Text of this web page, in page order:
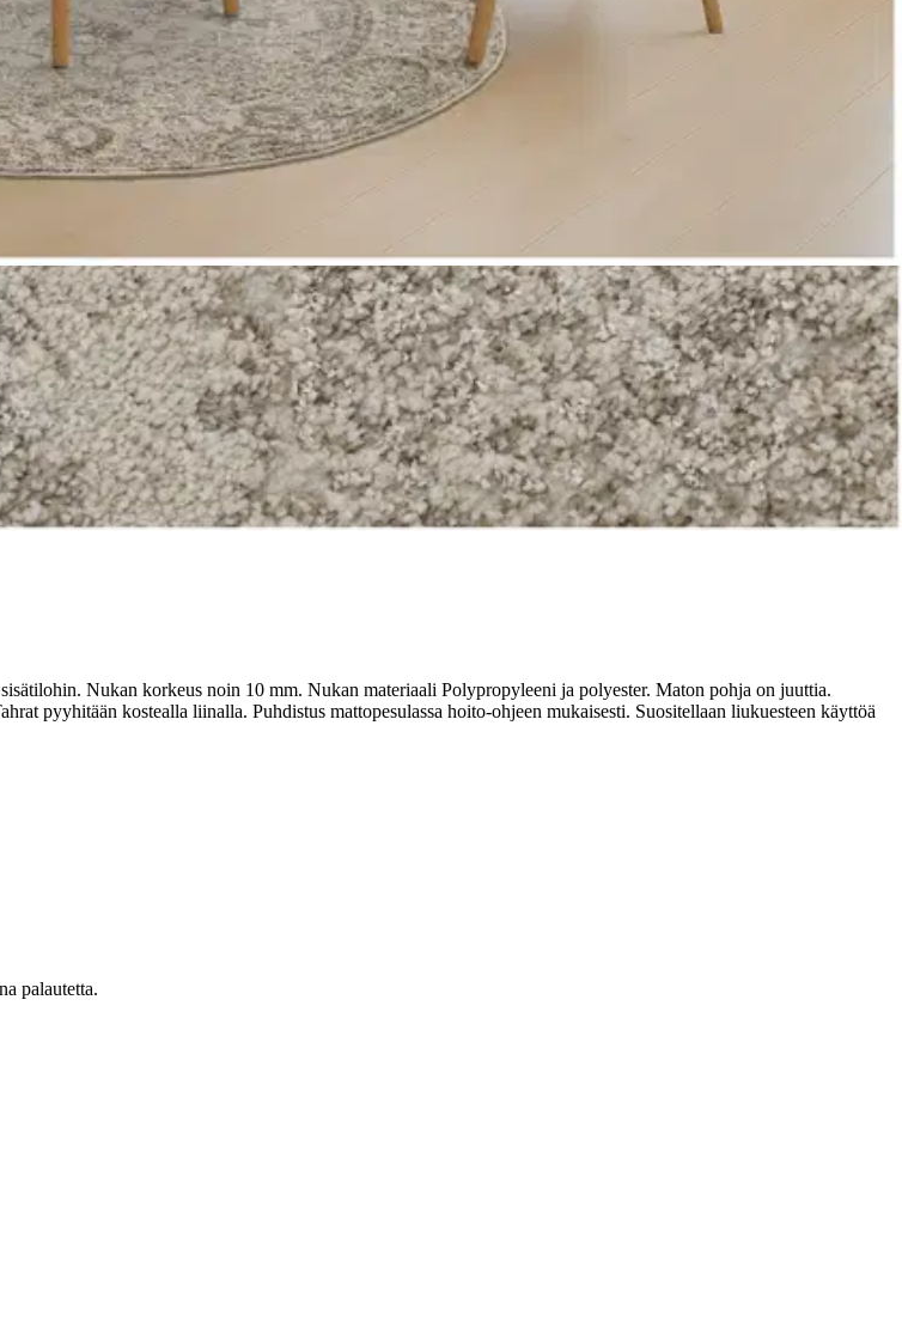
tai palvelupisteeseen!
Nukan korkeus noin 10 mm. Nukan materiaali Polypropyleeni ja polyester. Maton pohja on juuttia.
pyyhitään kostealla liinalla. Puhdistus mattopesulassa hoito-ohjeen mukaisesti. Suositellaan liukuesteen käyttöä
palautetta.